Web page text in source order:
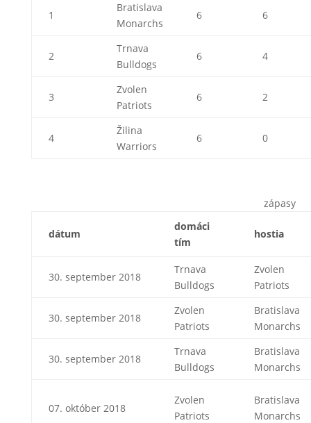
1
Bratislava
Monarchs
6 6
2
Trnava
Bulldogs
6 4
3
Zvolen
Patriots
6 2
4
Žilina
Warriors
6 0
zápasy
dátum
domáci
tím
hostia
30. september 2018
Trnava
Bulldogs
Zvolen
Patriots
30. september 2018
Zvolen
Patriots
Bratislava
Monarchs
30. september 2018
Trnava
Bulldogs
Bratislava
Monarchs
07. október 2018
Zvolen
Patriots
Bratislava
Monarchs